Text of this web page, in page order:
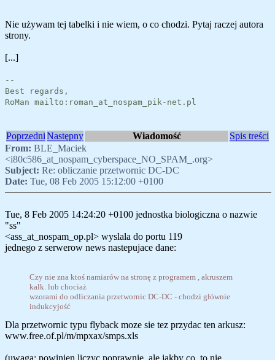
Nie używam tej tabelki i nie wiem, o co chodzi. Pytaj raczej autora
strony.
[...]
--
Best regards,
RoMan mailto:roman_at_nospam_pik-net.pl
PoprzedniNastępny Wiadomość
Spis treści
From: BLE_Maciek
<i80c586_at_nospam_cyberspace_NO_SPAM_.org>
Subject: Re: obliczanie przetwornic DC-DC
Date: Tue, 08 Feb 2005 15:12:00 +0100
Tue, 8 Feb 2005 14:24:20 +0100 jednostka biologiczna o nazwie
"ss"
<ass_at_nospam_op.pl> wyslala do portu 119
jednego z serwerow news nastepujace dane:
Czy nie zna ktoś namiarów na stronę z programem , akruszem
kalk. lub chociaż
wzorami do odliczania przetwornic DC-DC - chodzi głównie
indukcyjość
Dla przetwornic typu flyback moze sie tez przydac ten arkusz:
www.free.of.pl/m/mpxax/smps.xls
(uwaga: powinien liczyc poprawnie, ale jakby co, to nie